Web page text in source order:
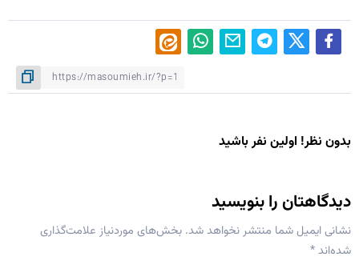
بدون نظر! اولین نفر باشید
دیدگاهتان را بنویسید
نشانی ایمیل شما منتشر نخواهد شد. بخش‌های موردنیاز علامت‌گذاری
شده‌اند*